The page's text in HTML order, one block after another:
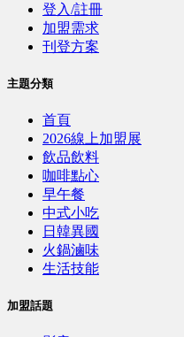
登入/註冊
加盟需求
刊登方案
主題分類
首頁
2026線上加盟展
飲品飲料
咖啡點心
早午餐
中式小吃
日韓異國
火鍋滷味
生活技能
加盟話題